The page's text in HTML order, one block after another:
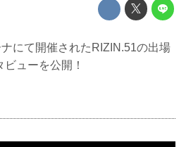
にて開催されたRIZIN.51の出場
ューを公開！